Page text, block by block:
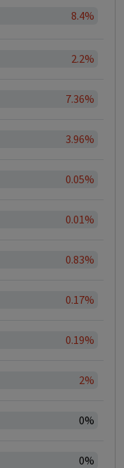
8.4%
2.2%
7.36%
3.96%
0.05%
0.01%
0.83%
0.17%
0.19%
2%
0%
0%